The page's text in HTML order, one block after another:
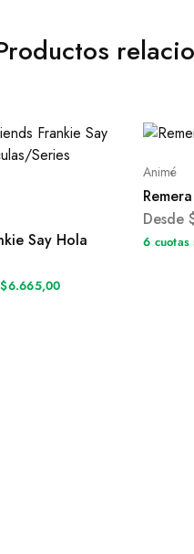
Say Hola
Animé
Desde
6